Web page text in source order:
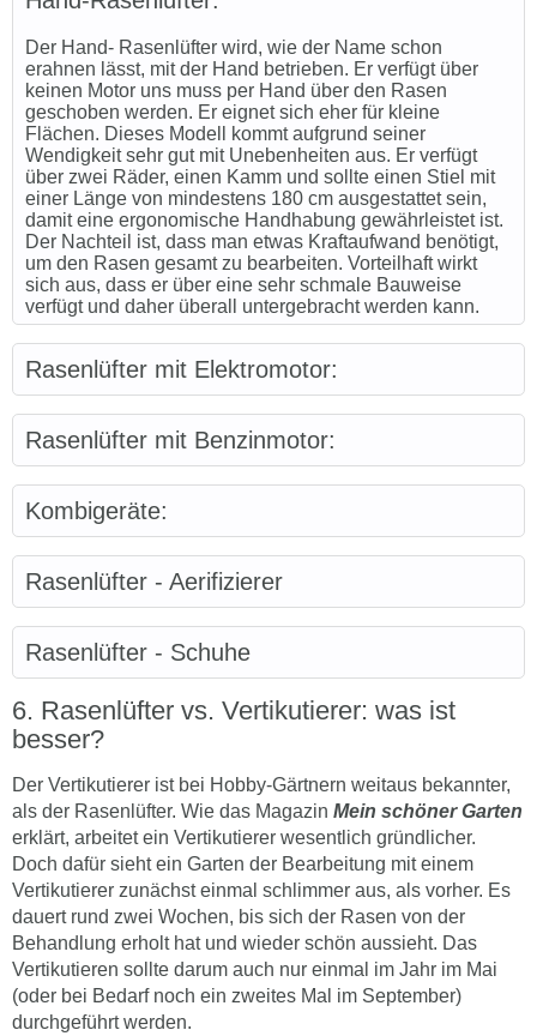
Der Hand- Rasenlüfter wird, wie der Name schon
erahnen lässt, mit der Hand betrieben. Er verfügt über
keinen Motor uns muss per Hand über den Rasen
geschoben werden. Er eignet sich eher für kleine
Flächen. Dieses Modell kommt aufgrund seiner
Wendigkeit sehr gut mit Unebenheiten aus. Er verfügt
über zwei Räder, einen Kamm und sollte einen Stiel mit
einer Länge von mindestens 180 cm ausgestattet sein,
damit eine ergonomische Handhabung gewährleistet ist.
Der Nachteil ist, dass man etwas Kraftaufwand benötigt,
um den Rasen gesamt zu bearbeiten. Vorteilhaft wirkt
sich aus, dass er über eine sehr schmale Bauweise
verfügt und daher überall untergebracht werden kann.
Rasenlüfter mit Elektromotor:
Rasenlüfter mit Benzinmotor:
Kombigeräte:
Rasenlüfter - Aerifizierer
Rasenlüfter - Schuhe
Rasenlüfter vs. Vertikutierer: was ist
besser?
Der Vertikutierer ist bei Hobby-Gärtnern weitaus bekannter,
als der Rasenlüfter. Wie das Magazin Mein schöner Garten
erklärt, arbeitet ein Vertikutierer wesentlich gründlicher.
Doch dafür sieht ein Garten der Bearbeitung mit einem
Vertikutierer zunächst einmal schlimmer aus, als vorher. Es
dauert rund zwei Wochen, bis sich der Rasen von der
Behandlung erholt hat und wieder schön aussieht. Das
Vertikutieren sollte darum auch nur einmal im Jahr im Mai
(oder bei Bedarf noch ein zweites Mal im September)
durchgeführt werden.